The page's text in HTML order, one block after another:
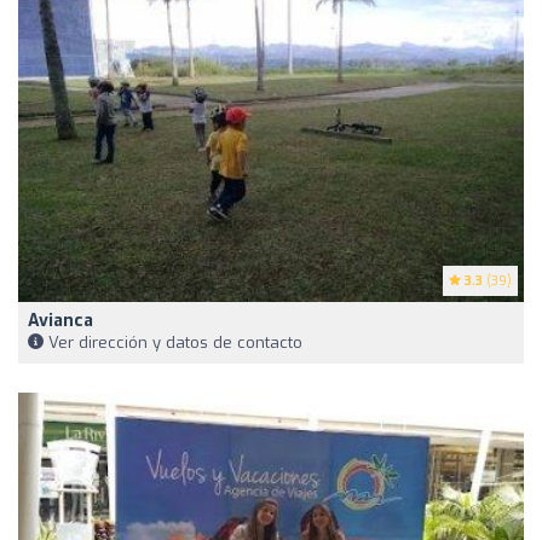
3.3 (39)
Avianca
Ver dirección y datos de contacto